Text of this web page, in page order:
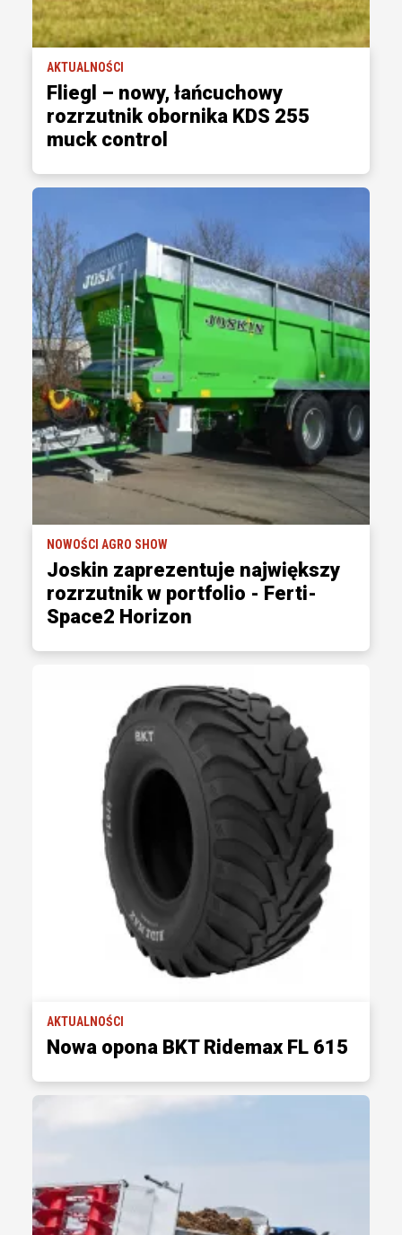
AKTUALNOŚCI
Fliegl ­– nowy, łańcuchowy
rozrzutnik obornika KDS 255
muck control
NOWOŚCI AGRO SHOW
Joskin zaprezentuje największy
rozrzutnik w portfolio - Ferti-
Space2 Horizon
AKTUALNOŚCI
Nowa opona BKT Ridemax FL 615